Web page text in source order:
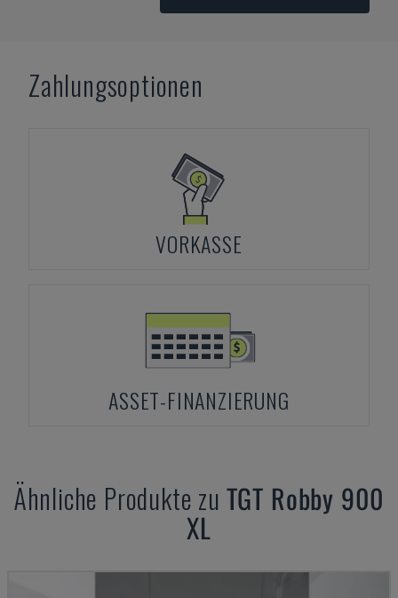
Zahlungsoptionen
VORKASSE
ASSET-FINANZIERUNG
Ähnliche Produkte zu TGT Robby 900
XL